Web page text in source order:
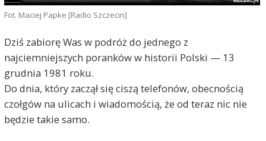
Fot. Maciej Papke [Radio Szczecin]
Dziś zabiorę Was w podróż do jednego z
najciemniejszych poranków w historii Polski — 13
grudnia 1981 roku.
Do dnia, który zaczął się ciszą telefonów, obecnością
czołgów na ulicach i wiadomością, że od teraz nic nie
będzie takie samo.